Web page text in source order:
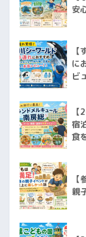
安
に
ビ
宿
食
親